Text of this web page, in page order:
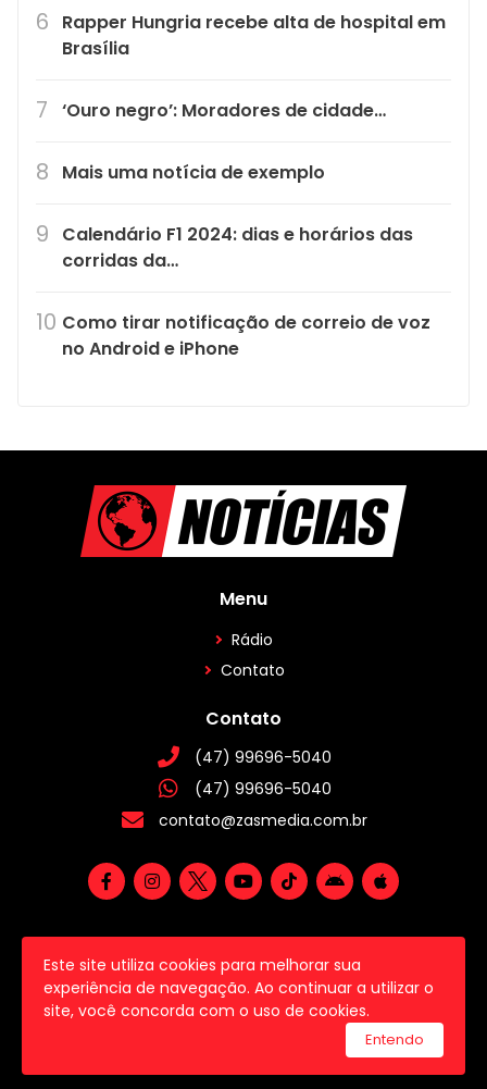
Rapper Hungria recebe alta de hospital em
Brasília
‘Ouro negro’: Moradores de cidade…
Mais uma notícia de exemplo
Calendário F1 2024: dias e horários das
corridas da…
Como tirar notificação de correio de voz
no Android e iPhone
Este site utiliza cookies para melhorar sua
experiência de navegação. Ao continuar a utilizar o
site, você concorda com o uso de cookies.
Entendo
Menu
Rádio
Contato
Contato
(47) 99696-5040
(47) 99696-5040
contato@zasmedia.com.br
2026 © Todos os direitos reservados.